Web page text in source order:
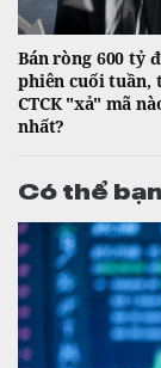
Bán ròng 600 tỷ
phiên cuối tuần,
CTCK "xả" mã
nhất?
Có thể